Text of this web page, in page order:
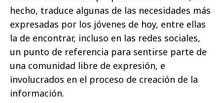
hecho, traduce algunas de las necesidades más
expresadas por los jóvenes de hoy, entre ellas
la de encontrar, incluso en las redes sociales,
un punto de referencia para sentirse parte de
una comunidad libre de expresión, e
involucrados en el proceso de creación de la
información.